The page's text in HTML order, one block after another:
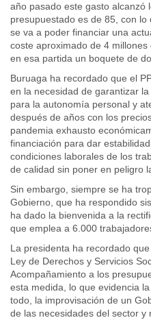
año pasado este gasto alcanzó
presupuestado es de 85, con
se va a poder financiar una
coste aproximado de 4
en esa partida un boquete de
Buruaga ha recordado que el
en la necesidad de garantizar
para la autonomía personal y
después de años con los
pandemia exhausto
financiación para dar
condiciones laborales de los
de calidad sin poner en peligro
Sin embargo, siempre se ha
Gobierno, que ha respondido
ha dado la bienvenida a la
que emplea a 6.000
La presidenta ha recordado
Ley de Derechos y Servicios
Acompañamiento a los
esta medida, lo que evidencia
todo, la improvisación de un
de las necesidades del sector y